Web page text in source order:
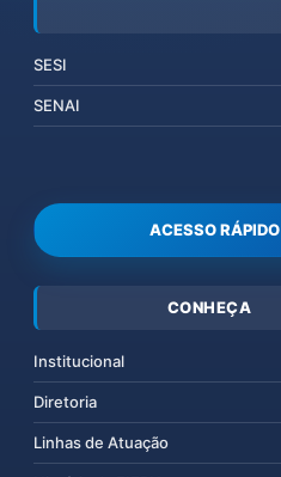
SESI
SENAI
ACESSO RÁPIDO
CONHEÇA
Institucional
Diretoria
Linhas de Atuação